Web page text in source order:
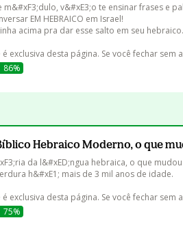
m&#xF3;dulo, v&#xE3;o te ensinar frases e
EM HEBRAICO em Israel!
acima pra dar esse salto em seu hebraico.
86%
Hebraico Moderno, o que
da l&#xED;ngua hebraica, o que
h&#xE1; mais de 3 mil anos de idade.
é exclusiva desta página. Se você fechar
75%